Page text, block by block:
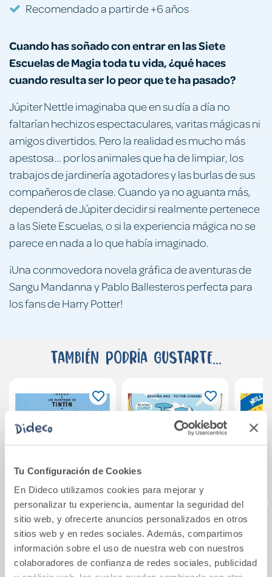
Tu Configuración de Cookies
En Dideco utilizamos cookies para mejorar y
personalizar tu experiencia, aumentar la seguridad del
sitio web, y ofrecerte anuncios personalizados en otros
sitios web y en redes sociales. Además, compartimos
información sobre el uso de nuestra web con nuestros
colaboradores de confianza de redes sociales, publicidad
Cuando has soñado con entrar en las Siete
Escuelas de Magia toda tu vida, ¿qué haces
cuando resulta ser lo peor que te ha pasado?
Júpiter Nettle imaginaba que en su día a día no
faltarían hechizos espectaculares, varitas mágicas ni
amigos divertidos. Pero la realidad es mucho más
apestosa... por los animales que ha de limpiar, los
trabajos de jardinería agotadores y las burlas de sus
compañeros de clase. Cuando ya no aguanta más,
dependerá de Júpiter decidir si realmente pertenece
a las Siete Escuelas, o si la experiencia mágica no se
parece en nada a lo que había imaginado.
¡Una conmovedora novela gráfica de aventuras de
Sangu Mandanna y Pablo Ballesteros perfecta para
los fans de Harry Potter!
Recomendado a partir de +6 años
También podría gustarte...
Objetivo: la Luna
(cartoné)
Cómic Troti 3: Troti
en el Imperio
romano